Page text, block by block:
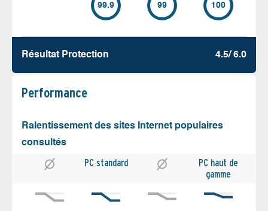
99.9 99 100
Résultat Protection 4.5/ 6.0
Performance
Ralentissement des sites Internet populaires
consultés
PC standard
PC haut de
gamme